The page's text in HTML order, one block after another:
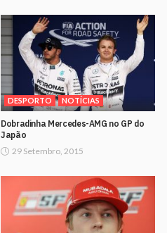
DESPORTO NOTÍCIAS
Dobradinha Mercedes-AMG no GP do
Japão
29 Setembro, 2015